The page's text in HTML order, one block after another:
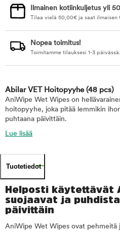
Ilmainen kotiinkuljetus yli
Tilaa vielä 50,00€ ja saat ilmaisen
Nopea toimitus!
Toimitamme tilauksesi 1-3 päivässä.
Abilar VET Hoitopyyhe (48 pcs)
AniWipe Wet Wipes on
hoitopyyhe, joka pitää lemmikin
puhtaana päivittäin.
Lue lisää
Tuotetiedot
Helposti käytettävät
suojaavat ja
päivittäin
AniWipe Wet Wipes ovat pehmeitä